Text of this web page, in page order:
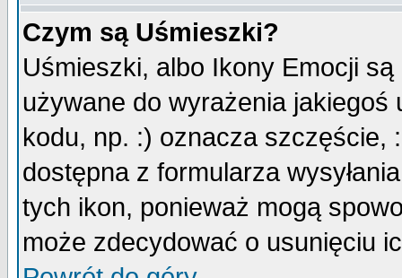
Czym są Uśmieszki?
Uśmieszki, albo Ikony Emocji
używane do wyrażenia
kodu, np. :) oznacza szczęście,
dostępna z formularza
tych ikon, ponieważ mogą
może zdecydować o usunięciu